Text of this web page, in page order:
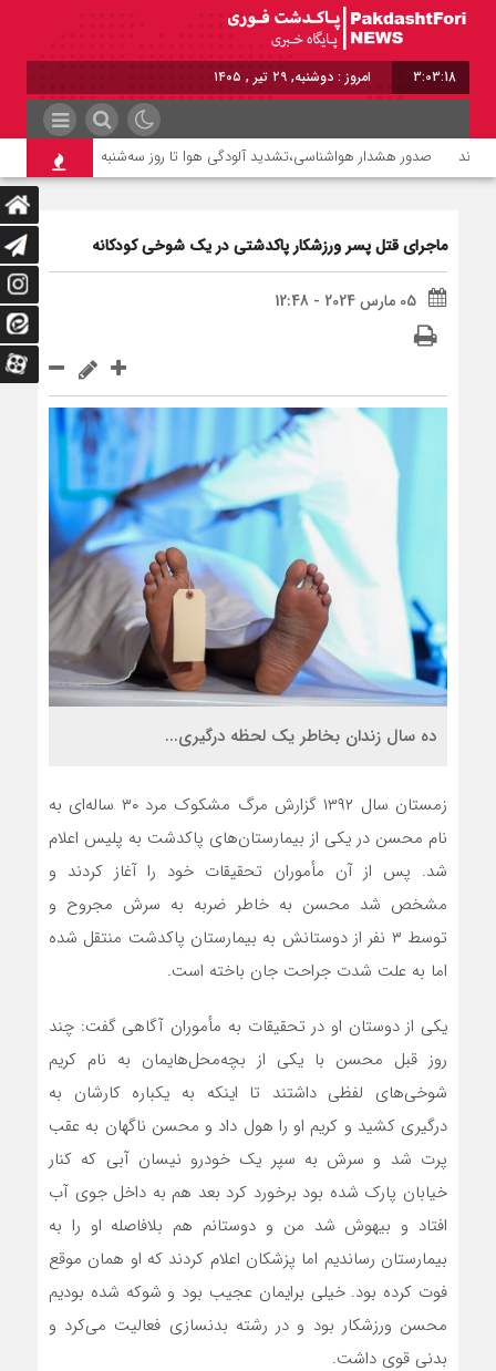
3:03:18 امروز : دوشنبه, ۲۹ تیر , ۱۴۰۵
صدور هشدار هواشناسی،تشدید آلودگی هوا تا روز سه‌شنبه پزشکیان
ماجرای قتل پسر ورزشکار پاکدشتی در یک شوخی کودکانه
05 مارس 2024 - 12:48
ده سال زندان بخاطر یک لحظه درگیری...
زمستان سال ۱۳۹۲ گزارش مرگ مشکوک مرد ۳۰ ساله‌ای به
نام محسن در یکی از بیمارستان‌های پاکدشت به پلیس اعلام
شد. پس از آن مأموران تحقیقات خود را آغاز کردند و
مشخص شد محسن به خاطر ضربه به سرش مجروح و
توسط ۳ نفر از دوستانش به بیمارستان پاکدشت منتقل شده
اما به علت شدت جراحت جان باخته است.
یکی از دوستان او در تحقیقات به مأموران آگاهی گفت: چند
روز قبل محسن با یکی از بچه‌محل‌هایمان به نام کریم
شوخی‌های لفظی داشتند تا اینکه به یکباره کارشان به
درگیری کشید و کریم او را هول داد و محسن ناگهان به عقب
پرت شد و سرش به سپر یک خودرو نیسان آبی که کنار
خیابان پارک شده بود برخورد کرد بعد هم به داخل جوی آب
افتاد و بیهوش شد من و دوستانم هم بلافاصله او را به
بیمارستان رساندیم اما پزشکان اعلام کردند که او همان موقع
فوت کرده بود. خیلی برایمان عجیب بود و شوکه شده بودیم
محسن ورزشکار بود و در رشته بدنسازی فعالیت می‌کرد و
بدنی قوی داشت.